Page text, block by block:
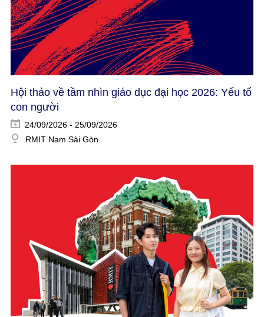
Hội thảo về tầm nhìn giáo dục đại học 2026: Yếu tố
con người​
24/09/2026 - 25/09/2026
RMIT Nam Sài Gòn